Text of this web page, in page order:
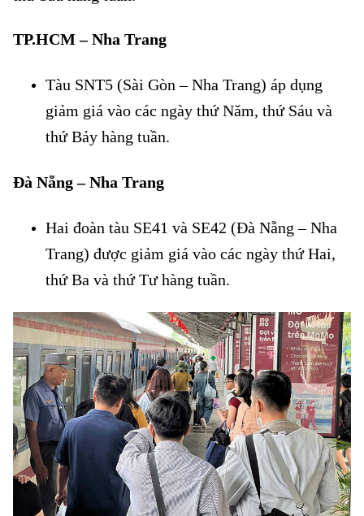
TP.HCM – Nha Trang
Tàu SNT5 (Sài Gòn – Nha Trang) áp dụng
giảm giá vào các ngày thứ Năm, thứ Sáu và
thứ Bảy hàng tuần.
Đà Nẵng – Nha Trang
Hai đoàn tàu SE41 và SE42 (Đà Nẵng – Nha
Trang) được giảm giá vào các ngày thứ Hai,
thứ Ba và thứ Tư hàng tuần.